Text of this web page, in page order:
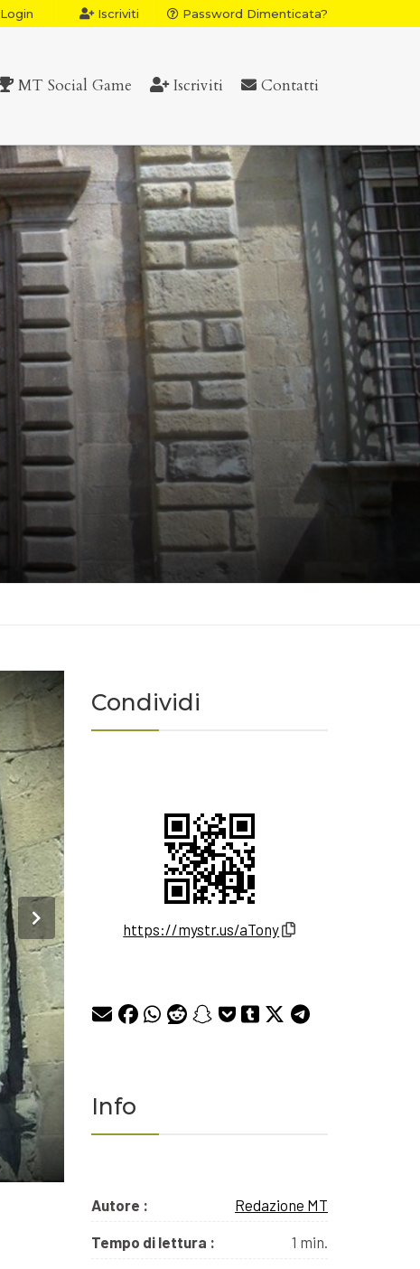
Login Iscriviti Password Dimenticata?
MT Social Game Iscriviti Contatti
Condividi
https://mystr.us/aTony
Info
Autore : Redazione MT
Tempo di lettura : 1 min.